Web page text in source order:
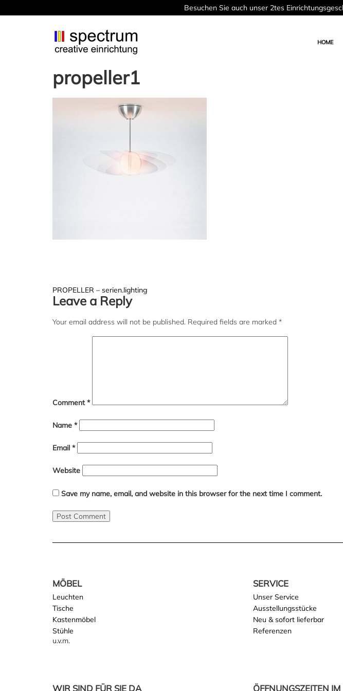
Besuchen Sie auch unser 2tes
HOME
propeller1
Post
navigation
PROPELLER – serien.lighting
Leave a Reply
Your email address will not be published. Required fields are marked *
Comment*
Name *
Email *
Website
Save my name, email, and website in this browser for the next time I comment.
MÖBEL
Leuchten
Tische
Kastenmöbel
Stühle
u.v.m.
SERVICE
Unser Service
Ausstellungsstücke
Neu & sofort lieferbar
Referenzen
WIR SIND FÜR SIE DA ÖFFNUNGSZEITEN